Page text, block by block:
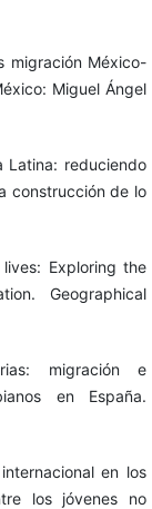
migración México-
Miguel Ángel
Latina: reduciendo
construcción de lo
Exploring the
Geographical
migración e
en España.
en los
los jóvenes no